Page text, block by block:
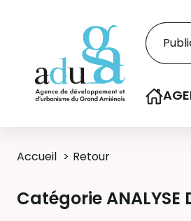
Accueil Retour
Catégorie ANALYSE